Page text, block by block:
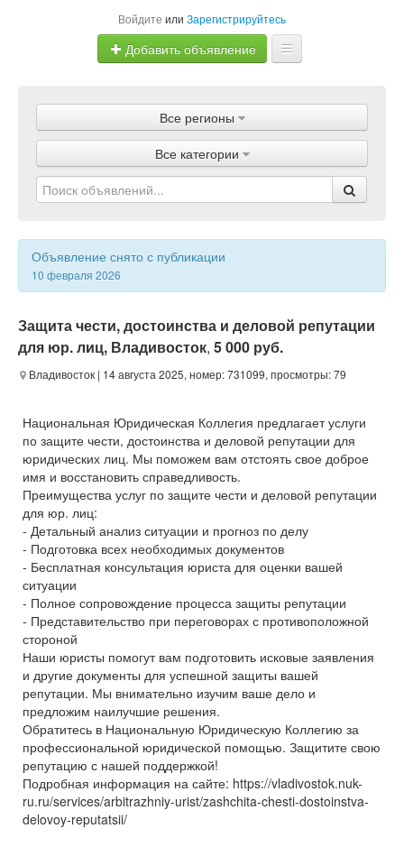
Войдите или Зарегистрируйтесь
Добавить объявление
Объявления
Магазины
Услуги
Статьи
Все регионы
Все категории
Объявление снято с публикации
10 февраля 2026
Защита чести, достоинства и деловой репутации
для юр. лиц, Владивосток, 5 000 руб.
Владивосток | 14 августа 2025, номер: 731099, просмотры: 79
Национальная Юридическая Коллегия предлагает услуги
по защите чести, достоинства и деловой репутации для
юридических лиц. Мы поможем вам отстоять свое доброе
имя и восстановить справедливость.
Преимущества услуг по защите чести и деловой репутации
для юр. лиц:
- Детальный анализ ситуации и прогноз по делу
- Подготовка всех необходимых документов
- Бесплатная консультация юриста для оценки вашей
ситуации
- Полное сопровождение процесса защиты репутации
- Представительство при переговорах с противоположной
стороной
Наши юристы помогут вам подготовить исковые заявления
и другие документы для успешной защиты вашей
репутации. Мы внимательно изучим ваше дело и
предложим наилучшие решения.
Обратитесь в Национальную Юридическую Коллегию за
профессиональной юридической помощью. Защитите свою
репутацию с нашей поддержкой!
Подробная информация на сайте: https://vladivostok.nuk-
ru.ru/services/arbitrazhniy-urist/zashchita-chesti-dostoinstva-
delovoy-reputatsii/